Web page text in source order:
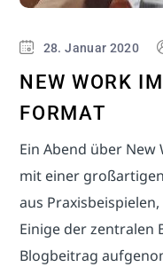
28. Januar 2020
NEW WORK
FORMAT
Ein Abend über New
mit einer
aus
Einige der zentralen
Blogbeitrag